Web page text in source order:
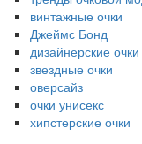
винтажные очки
Джеймс Бонд
дизайнерские очки
звездные очки
оверсайз
очки унисекс
хипстерские очки